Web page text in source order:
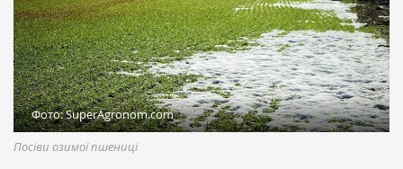
Фото: SuperAgronom.com
Посіви озимої пшениці